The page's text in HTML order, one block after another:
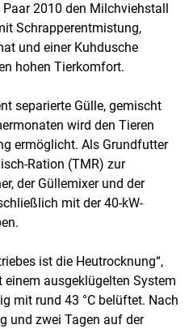
2010 den Milchviehstall
Schrapperentmistung,
und einer Kuhdusche
hohen Tierkomfort.
separierte Gülle, gemischt
wird den Tieren
ermöglicht. Als Grundfutter
Ration (TMR) zur
der Güllemixer und der
mit der 40-kW-
ist die Heutrocknung“,
ausgeklügelten System
mit rund 43 °C belüftet. Nach
und zwei Tagen auf der